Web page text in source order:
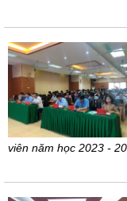
viên năm học 2023 -